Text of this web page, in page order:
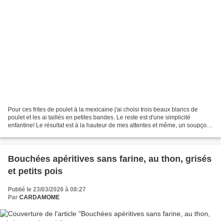
Pour ces frites de poulet à la mexicaine j'ai choisi trois beaux blancs de
poulet et les ai taillés en petites bandes. Le reste est d'une simplicité
enfantine! Le résultat est à la hauteur de mes attentes et même, un soupçon
Bouchées apéritives sans farine, au thon, grisés
et petits pois
Publié le 23/03/2026 à 08:27
Par CARDAMOME